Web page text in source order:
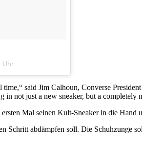
Uhr
said Jim Calhoun, Converse
not just a new sneaker, but a completely
Mal seinen Kult-Sneaker in die Hand
abdämpfen soll. Die Schuhzunge